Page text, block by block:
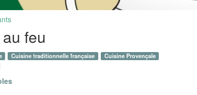
feu
Cuisine traditionnelle française
Cuisine Provençale